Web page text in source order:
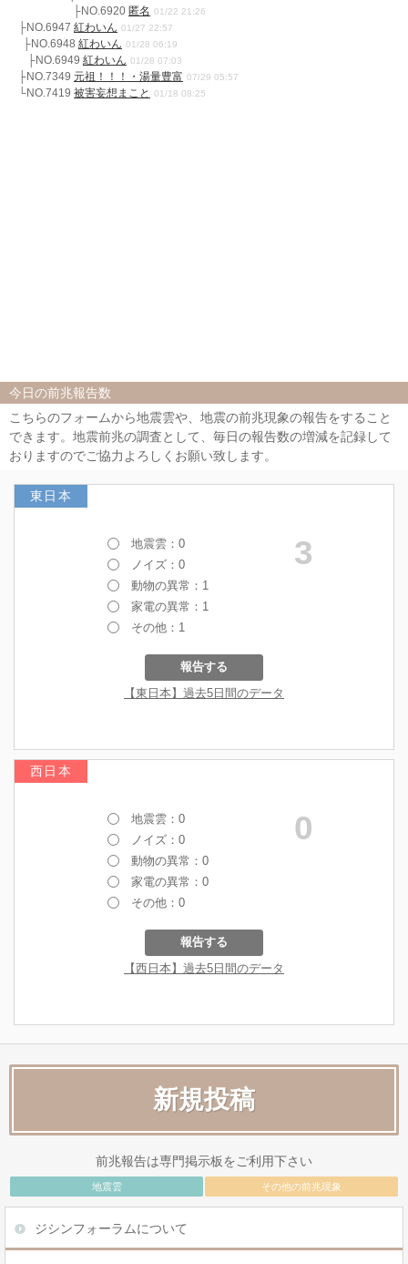
├NO.6920 匿名 01/22 21:26
├NO.6947 紅わいん 01/27 22:57
├NO.6948 紅わいん 01/28 06:19
├NO.6949 紅わいん 01/28 07:03
├NO.7349 元祖！！！・湯量豊富 07/29 05:57
└NO.7419 被害妄想まこと 01/18 08:25
今日の前兆報告数
こちらのフォームから地震雲や、地震の前兆現象の報告をすること
できます。地震前兆の調査として、毎日の報告数の増減を記録して
おりますのでご協力よろしくお願い致します。
東日本
西日本
新規投稿
前兆報告は専門掲示板をご利用下さい
地震雲 その他の前兆現象
ジシンフォーラムについて